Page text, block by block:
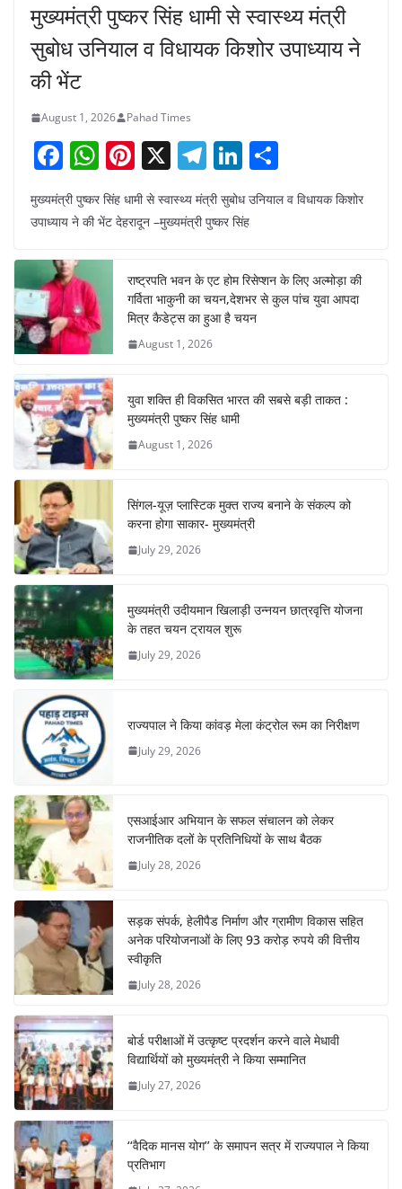
मुख्यमंत्री पुष्कर सिंह धामी से स्वास्थ्य मंत्री
सुबोध उनियाल व विधायक किशोर उपाध्याय ने
की भेंट
August 1, 2026 Pahad Times
F
a
c
b
o
o
k
W
h
at
A
p
p
Pi
nt
er
e
st
X T
el
e
gr
a
m
Li
n
k
dI
n
ar
मुख्यमंत्री पुष्कर सिंह धामी से स्वास्थ्य मंत्री सुबोध उनियाल व विधायक किशोर
उपाध्याय ने की भेंट देहरादून –मुख्यमंत्री पुष्कर सिंह
राष्ट्रपति भवन के एट होम रिसेप्शन के लिए अल्मोड़ा की
गर्विता भाकुनी का चयन,देशभर से कुल पांच युवा आपदा
मित्र कैडेट्स का हुआ है चयन
August 1, 2026
युवा शक्ति ही विकसित भारत की सबसे बड़ी ताकत :
मुख्यमंत्री पुष्कर सिंह धामी
August 1, 2026
सिंगल-यूज़ प्लास्टिक मुक्त राज्य बनाने के संकल्प को
करना होगा साकार- मुख्यमंत्री
July 29, 2026
मुख्यमंत्री उदीयमान खिलाड़ी उन्नयन छात्रवृत्ति योजना
के तहत चयन ट्रायल शुरू
July 29, 2026
राज्यपाल ने किया कांवड़ मेला कंट्रोल रूम का निरीक्षण
July 29, 2026
एसआईआर अभियान के सफल संचालन को लेकर
राजनीतिक दलों के प्रतिनिधियों के साथ बैठक
July 28, 2026
सड़क संपर्क, हेलीपैड निर्माण और ग्रामीण विकास सहित
अनेक परियोजनाओं के लिए 93 करोड़ रुपये की वित्तीय
स्वीकृति
July 28, 2026
बोर्ड परीक्षाओं में उत्कृष्ट प्रदर्शन करने वाले मेधावी
विद्यार्थियों को मुख्यमंत्री ने किया सम्मानित
July 27, 2026
‘‘वैदिक मानस योग’’ के समापन सत्र में राज्यपाल ने किया
प्रतिभाग